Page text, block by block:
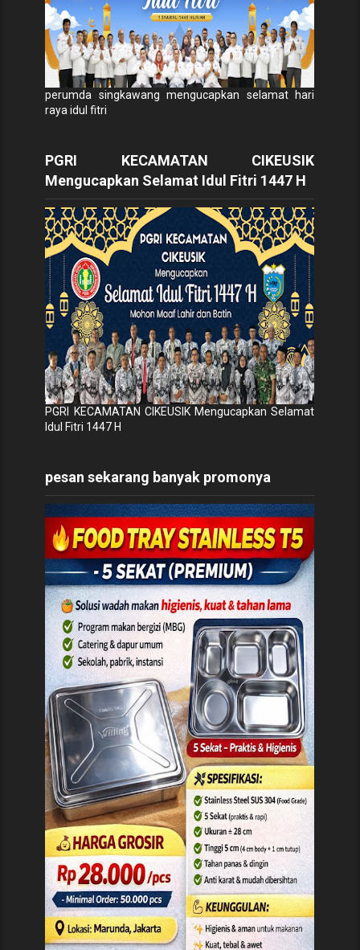
perumda singkawang mengucapkan selamat hari
raya idul fitri
PGRI KECAMATAN CIKEUSIK
Mengucapkan Selamat Idul Fitri 1447 H
PGRI KECAMATAN CIKEUSIK Mengucapkan Selamat
Idul Fitri 1447 H
pesan sekarang banyak promonya